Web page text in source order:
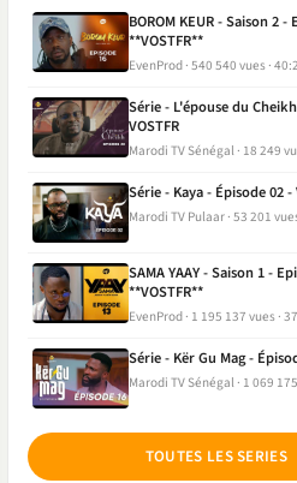
BOROM KEUR - Saison 2 -
**VOSTFR**
EvenProd 540 540 vues
Série - L'épouse du
VOSTFR
Marodi TV Sénégal 18 249
Série - Kaya - Épisode 02 -
Marodi TV Pulaar 53 201
SAMA YAAY - Saison 1 -
**VOSTFR**
EvenProd 1 195 137 vues
Série - Kër Gu Mag -
Marodi TV Sénégal 1 069
TOUTES LES SERIES